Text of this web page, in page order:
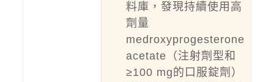
料庫，發現持續使用高
劑量
medroxyprogesterone
acetate（注射劑型和
≥100 mg的口服錠劑）